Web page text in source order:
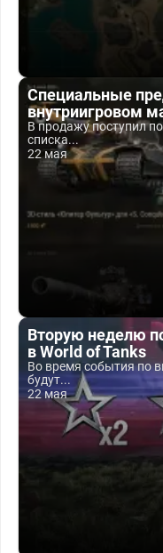
Специальные
внутриигровом
В продажу поступил
списка...
22 мая
Вторую неделю
в World of Tanks
Во время события по
будут...
22 мая